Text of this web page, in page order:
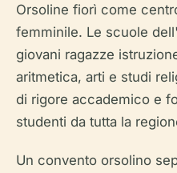
Orsoline fiorì come
femminile. Le scuole
giovani ragazze
aritmetica, arti e studi
di rigore accademico e
studenti da tutta la
Un convento orsolino